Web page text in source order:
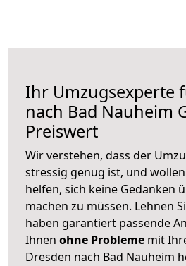
Ihr Umzugsexperte
nach Bad Nauheim
Preiswert
Wir verstehen, dass der
stressig genug ist, und
helfen, sich keine Gedanken
machen zu müssen. Lehnen
haben garantiert passende
Ihnen ohne Probleme mit
Dresden nach Bad Nauheim